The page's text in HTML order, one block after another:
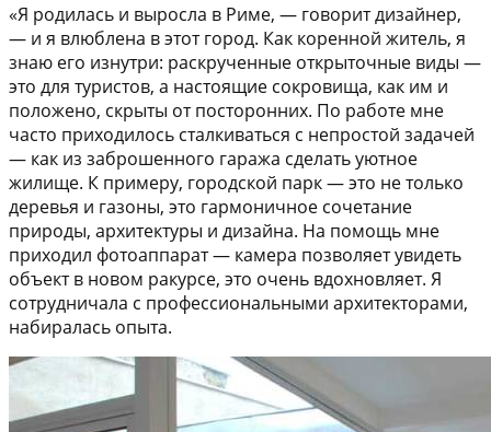
«Я родилась и выросла в Риме, — говорит дизайнер,
— и я влюблена в этот город. Как коренной житель, я
знаю его изнутри: раскрученные открыточные виды —
это для туристов, а настоящие сокровища, как им и
положено, скрыты от посторонних. По работе мне
часто приходилось сталкиваться с непростой задачей
— как из заброшенного гаража сделать уютное
жилище. К примеру, городской парк — это не только
деревья и газоны, это гармоничное сочетание
природы, архитектуры и дизайна. На помощь мне
приходил фотоаппарат — камера позволяет увидеть
объект в новом ракурсе, это очень вдохновляет. Я
сотрудничала с профессиональными архитекторами,
набиралась опыта.